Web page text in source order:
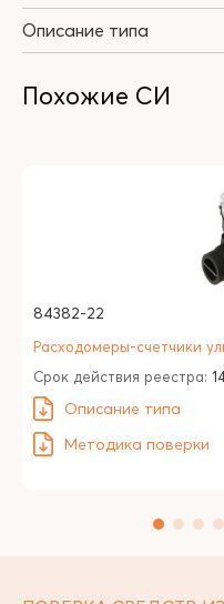
Описание типа
Похожие СИ
84382-22
Расходомеры-счетчики
Срок действия реестра:
Описание типа
Методика поверки